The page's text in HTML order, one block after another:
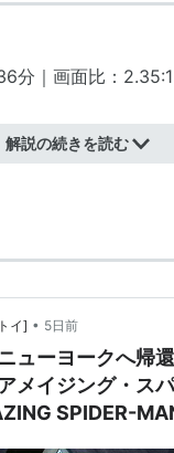
分｜画面比：
、スタン・リー
ベアトリス・セケイ
ルト、アルヴィン
ルト
ヴ・ディッコ
解説の続きを読む
イ] • 5日前
ューヨークへ帰
メイジング・ス
SPIDER-